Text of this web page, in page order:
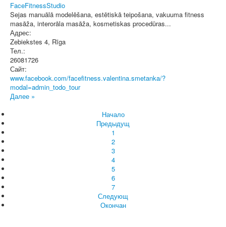
FaceFitnessStudio
Sejas manuālā modelēšana, estētiskā teipošana, vakuuma fitness
masāža, interorāla masāža, kosmetiskas procedūras...
Адрес:
Zebiekstes 4, Rīga
Тел.:
26081726
Сайт:
www.facebook.com/facefitness.valentina.smetanka/?
modal=admin_todo_tour
Далее »
Начало
Предыдущ
1
2
3
4
5
6
7
Следующ
Окончан